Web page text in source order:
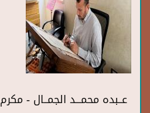
عــبده محمـــد الجمــال - مكرم